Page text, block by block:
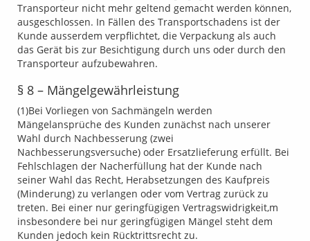
Transporteur nicht mehr geltend gemacht werden können,
ausgeschlossen. In Fällen des Transportschadens ist der
Kunde ausserdem verpflichtet, die Verpackung als auch
das Gerät bis zur Besichtigung durch uns oder durch den
Transporteur aufzubewahren.
§ 8 – Mängelgewährleistung
(1)Bei Vorliegen von Sachmängeln werden
Mängelansprüche des Kunden zunächst nach unserer
Wahl durch Nachbesserung (zwei
Nachbesserungsversuche) oder Ersatzlieferung erfüllt. Bei
Fehlschlagen der Nacherfüllung hat der Kunde nach
seiner Wahl das Recht, Herabsetzungen des Kaufpreis
(Minderung) zu verlangen oder vom Vertrag zurück zu
treten. Bei einer nur geringfügigen Vertragswidrigkeit,m
insbesondere bei nur geringfügigen Mängel steht dem
Kunden jedoch kein Rücktrittsrecht zu.